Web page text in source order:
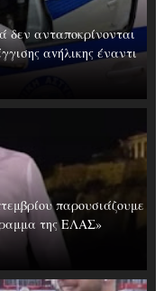
δεν ανταποκρίνονται
αvήλικης έναντι
παρουσιάζουμε
της ΕΛΑΣ»